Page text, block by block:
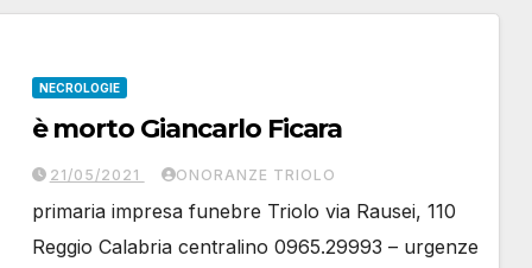
NECROLOGIE
è morto Giancarlo Ficara
21/05/2021 ONORANZE TRIOLO
primaria impresa funebre Triolo via Rausei, 110
Reggio Calabria centralino 0965.29993 – urgenze